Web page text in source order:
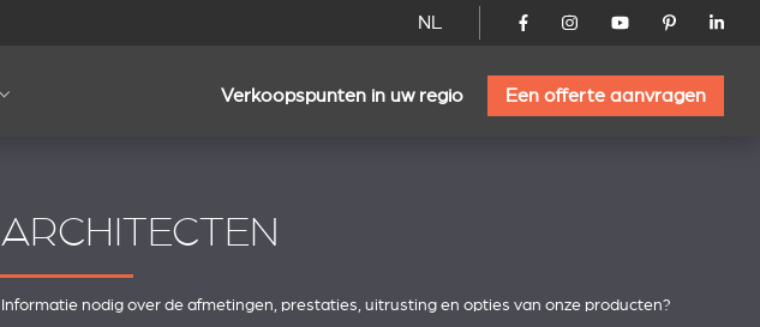
NL
Verkoopspunten in uw regio Een offerte aanvragen
ARCHITECTEN
Informatie nodig over de afmetingen, prestaties, uitrusting en opties van onze producten?